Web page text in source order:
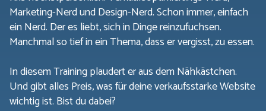
Marketing-Nerd und Design-Nerd. Schon immer, einfach
ein Nerd. Der es liebt, sich in Dinge reinzufuchsen.
Manchmal so tief in ein Thema, dass er vergisst, zu essen.
In diesem Training plaudert er aus dem Nähkästchen.
Und gibt alles Preis, was für deine verkaufsstarke Website
wichtig ist. Bist du dabei?